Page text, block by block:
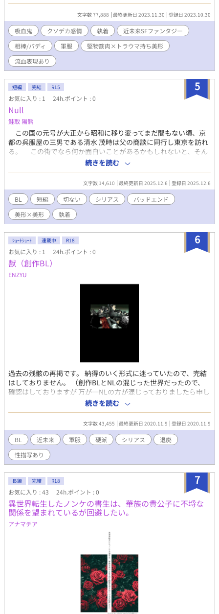
は、ただ好きな人に✕‬されたいだけの物語。
━━━━━━━━━━━━━━━ 堅物筋肉×トラウマ持ち美形
生物兵器にされた青年達が、閉鎖的な環境下で互いを慈しみ合
い、いつしか特別な関係になっていくお話。 前半と後半で視点
主が変わります。 前半を出題編とするなら、後半が解答編。
BLみが出てくるのは後半からです(遅) ・近未来SFファンタジーBL
・流血表現、軽度の性表現、鬱展開有り ・表紙は自作(アイビスペ
文字数 77,888 最終更新日 2023.11.30 登録日 2023.10.30
吸血鬼 クソデカ感情 執着
近未来SFファンタジー
相棒/バディ
軍服
堅物筋肉×トラウマ持ち美形
流血表現あり
5
短編 完結 R15
お気に入り : 1 24h.ポイント : 0
Null
鮭取 陽熊
この国の元号が大正から昭和に移り変ってまだ間もない頃、京
都の呉服屋の三男である清水 茂時は父の商談に同行し東京を訪れ
る。 この街でなら何か面白いことがあるかもしれないと、そん
なぼんやりとした期待を胸に一人街を探索する茂時は、そこで軍
服を身にまとった美しい青年、國崎 巽と出会う。 そしてその出
会いが、茂時の運命を狂わせてゆく。 ※前作『アキレギアの幸
福』の主人公2人の前世を描いた作品です。そのため読前か読後ど
ちらかにそちらを読むことをおすすめします。 ※なんでもありの
方向け ※死ネタあり
続きを読む
文字数 14,610 最終更新日 2025.12.6 登録日 2025.12.6
BL 短編 切ない シリアス
バッドエンド
美形×美形
執着
6
ｼｮｰﾄｼｮｰﾄ 連載中 R18
お気に入り : 1 24h.ポイント : 0
獣（創作BL）
ENZYU
過去の残骸の再掲です。 納得のいく形式に迷っていたので、完結
はしておりません。 （創作BLとNLの混じった世界だったので、
確認はしておりますが 万が一NLの方が混じっておりましたら申し
訳ございません。） 時系列ばらばらです。 もう設定豊富で固くて
長い作品をかこうとすると埒が明かないので 好きなものからかい
てしまおうと滅茶苦茶になっていました。
続きを読む
文字数 43,455 最終更新日 2020.11.9 登録日 2020.11.9
BL 近未来 軍服 硬派 シリアス
退廃
性描写あり
7
長編 完結 R18
お気に入り : 43 24h.ポイント : 0
異世界転生したノンケの書生は、華族の貴公子に不埒な
関係を望まれているが回避したい。
アナマチア